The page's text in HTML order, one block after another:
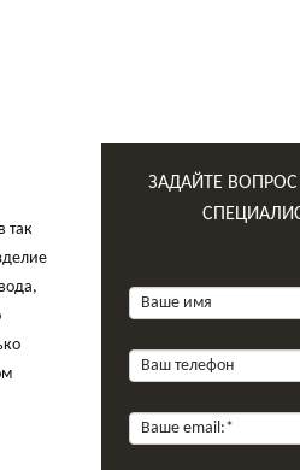
так
ЗАДАЙТЕ